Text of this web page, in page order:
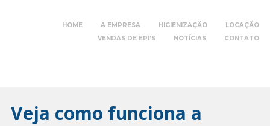
HOME A EMPRESA HIGIENIZAÇÃO
LOCAÇÃO
VENDAS DE EPI’S
NOTÍCIAS CONTATO
Veja como funciona a